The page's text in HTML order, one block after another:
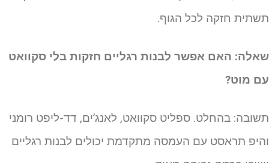
חזקה לכל הגוף.
האם אפשר לבנות רגליים חזקות בלי סקוואט
מוט?
בהחלט. ספליט סקוואט, לאנג’ים, דד-ליפט רומני
תראסט עם העמסה מתקדמת יכולים לבנות רגליים